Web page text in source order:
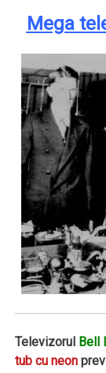
Mega
Televizorul Bell
tub cu neon